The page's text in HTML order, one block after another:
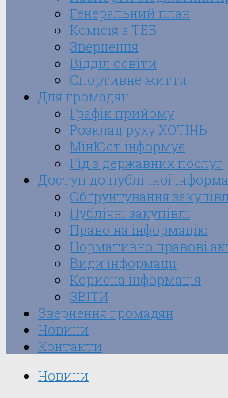
Генеральний план
Комісія з ТЕБ
Звернення
Відділ освіти
Спортивне життя
Для громадян
Графік прийому
Розклад руху ХОТІНЬ
МінЮст інформує
Гід з державних послуг
Доступ до публічної
Обґрунтування
Публічні закупівлі
Право на інформацію
Нормативно правові
Види інформації
Корисна інформація
ЗВІТИ
Звернення громадян
Новини
Контакти
Новини